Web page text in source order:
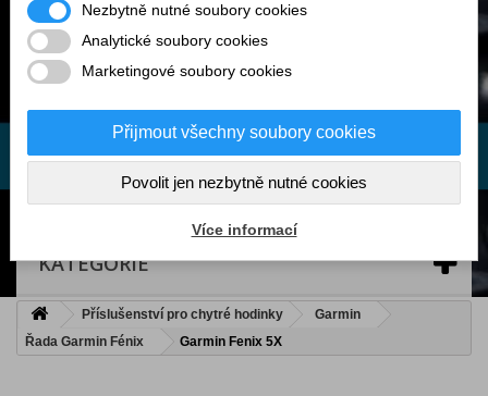
KATEGORIE
Příslušenství pro chytré hodinky
Garmin
Řada Garmin Fénix
Garmin Fenix 5X
Nezbytně nutné soubory cookies
Analytické soubory cookies
Marketingové soubory cookies
Přijmout všechny soubory cookies
Povolit jen nezbytně nutné cookies
Více informací